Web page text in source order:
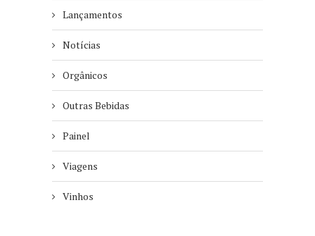
Lançamentos
Notícias
Orgânicos
Outras Bebidas
Painel
Viagens
Vinhos